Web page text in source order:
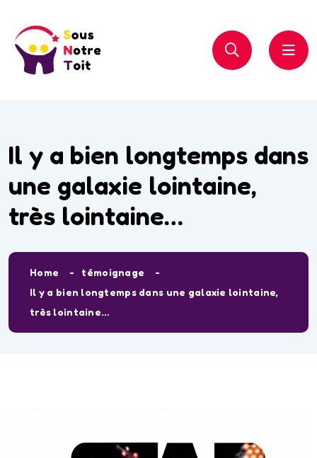
Il y a bien longtemps dans
une galaxie lointaine,
très lointaine…
Home
témoignage
Il y a bien longtemps dans une galaxie lointaine,
très lointaine…